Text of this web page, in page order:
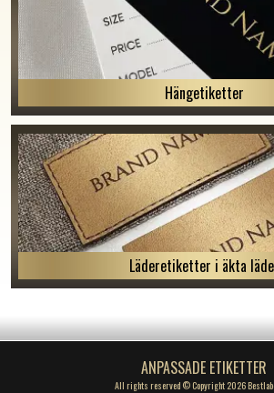
Hängetiketter
Läderetiketter i äkta
ANPASSADE ETIKETTER
All rights reserved © Copyright 2026